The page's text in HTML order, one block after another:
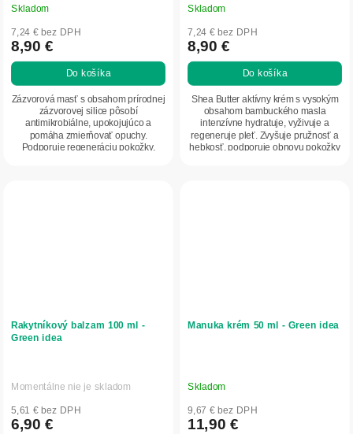
Skladom
7,24 € bez DPH
8,90 €
Do košíka
Zázvorová masť s obsahom prírodnej
zázvorovej silice pôsobí
antimikrobiálne, upokojujúco a
pomáha zmierňovať opuchy.
Podporuje regeneráciu pokožky,
Skladom
7,24 € bez DPH
8,90 €
Do košíka
Shea Butter aktívny krém s vysokým
obsahom bambuckého masla
intenzívne hydratuje, vyživuje a
regeneruje pleť. Zvyšuje pružnosť a
hebkosť, podporuje obnovu pokožky
Rakytníkový balzam 100 ml -
Green idea
Momentálne nie je skladom
5,61 € bez DPH
6,90 €
Manuka krém 50 ml - Green idea
Skladom
9,67 € bez DPH
11,90 €